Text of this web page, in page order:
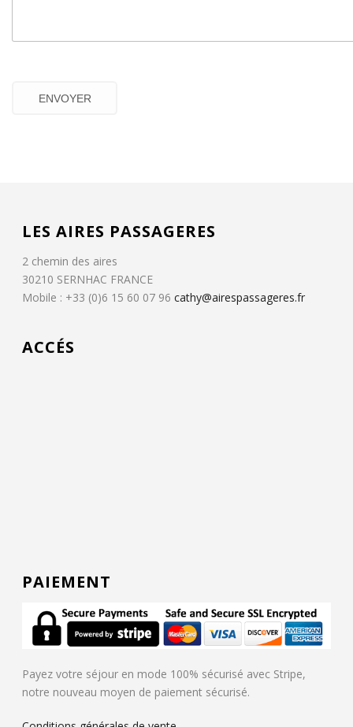
LES AIRES PASSAGERES
2 chemin des aires
30210 SERNHAC FRANCE
Mobile : +33 (0)6 15 60 07 96cathy@airespassageres.fr
ACCÉS
PAIEMENT
Payez votre séjour en mode 100% sécurisé avec Stripe,
notre nouveau moyen de paiement sécurisé.